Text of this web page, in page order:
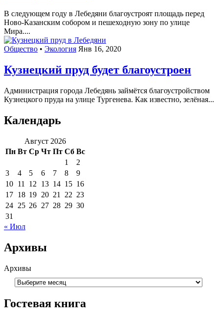
В следующем году в Лебедяни благоустроят площадь перед
Ново-Казанским собором и пешеходную зону по улице
Мира....
Общество • Экология Янв 16, 2020
Кузнецкий пруд будет благоустроен
Администрация города Лебедянь займётся благоустройством
Кузнецкого пруда на улице Тургенева. Как известно, зелёная...
Календарь
Август 2026
Пн Вт Ср Чт Пт Сб Вс
1
2
3
4 5 6 7 8
9
10 11 12 13 14 15 16
17 18 19 20 21 22 23
24 25 26 27 28 29 30
31
« Июл
Архивы
Архивы
Гостевая книга